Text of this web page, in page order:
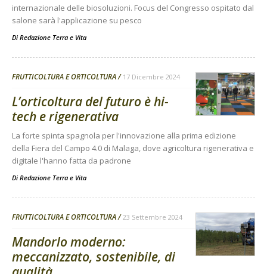
internazionale delle biosoluzioni. Focus del Congresso ospitato dal
salone sarà l'applicazione su pesco
Di Redazione Terra e Vita
FRUTTICOLTURA E ORTICOLTURA 17 Dicembre 2024
L’orticoltura del futuro è hi-
tech e rigenerativa
La forte spinta spagnola per l'innovazione alla prima edizione
della Fiera del Campo 4.0 di Malaga, dove agricoltura rigenerativa e
digitale l'hanno fatta da padrone
Di Redazione Terra e Vita
FRUTTICOLTURA E ORTICOLTURA 23 Settembre 2024
Mandorlo moderno:
meccanizzato, sostenibile, di